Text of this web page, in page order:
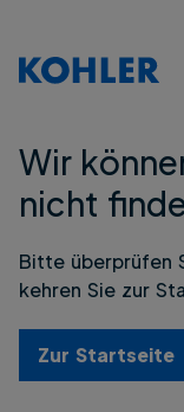
Wir
nicht
Bitte überprüfen
kehren Sie zur
Zur Startseite